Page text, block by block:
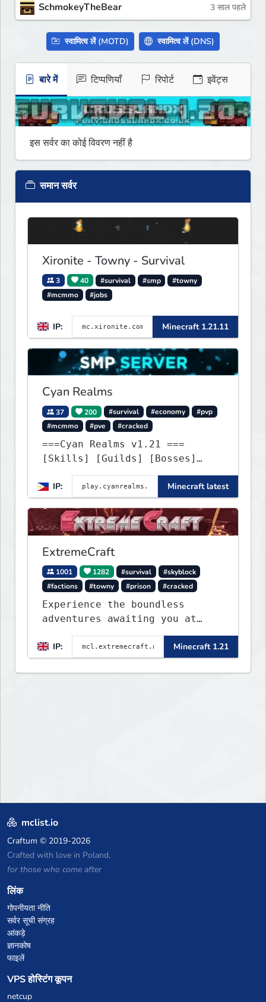
SchmokeyTheBear 3 साल पहले
स्वामित्व लें (MOTD) स्वामित्व लें (DNS)
बारे में टिप्पणियाँ रिपोर्ट इवेंट्स
इस सर्वर का कोई विवरण नहीं है
समान सर्वर
Xironite - Towny - Survival
3 40 #survival #smp
#towny
#mcmmo
#jobs
IP: Minecraft 1.21.11
Cyan Realms
37 200 #survival #economy
#pvp
#mcmmo
#pve #cracked
===Cyan Realms v1.21 ===
[Skills] [Guilds] [Bosses]
[Unique] [No Griefing]
IP:
Minecraft latest
ExtremeCraft
1001 1282 #survival
#skyblock
#factions
#towny #prison #cracked
Experience the boundless
adventures awaiting you at
journey through a plethora of
exhilarating game modes,
blending both timeless
IP: Minecraft 1.21
mclist.io
Craftum © 2019-2026
Crafted with love in Poland,
for those who come after
लिंक
गोपनीयता नीति
सर्वर सूची संग्रह
आंकड़े
ज्ञानकोष
फाइलें
VPS होस्टिंग कूपन
netcup